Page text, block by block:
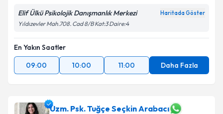
Elif Ülkü Psikolojik Danışmanlık Merkezi Haritada Göster
Yıldızevler Mah.708. Cad 8/B Kat:3 Daire:4
En Yakın Saatler
09:00
10:00 11:00 Daha Fazla
Uzm. Psk. Tuğçe Seçkin Arabacı